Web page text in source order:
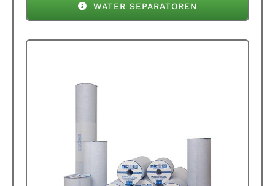
WATER SEPARATOREN